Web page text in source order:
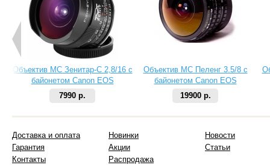
Объектив МС Зенитар-C 2,8/16 с
байонетом Canon EOS
7990 р.
Объектив МС Пеленг 3.5/8 с
байонетом Canon EOS
19900 р.
Доставка и оплата
Гарантия
Контакты
Новинки
Акции
Распродажа
Новости
Статьи